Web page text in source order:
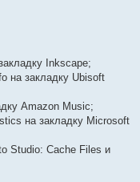
Inkscape;
на закладку Ubisoft
Amazon Music;
на закладку Microsoft
Studio: Cache Files и